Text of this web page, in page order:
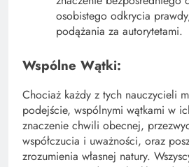
osobistego odkrycia
podążania za autorytetami.
Wspólne Wątki:
Chociaż każdy z tych nauczycieli
podejście, wspólnymi wątkami w
znaczenie chwili obecnej,
współczucia i uważności, oraz
zrozumienia własnej natury.